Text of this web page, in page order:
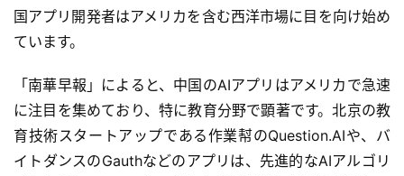
国アプリ開発者はアメリカを含む西洋市場に目を向け始め
ています。
「南華早報」によると、中国のAIアプリはアメリカで急速
に注目を集めており、特に教育分野で顕著です。北京の教
育技術スタートアップである作業幇のQuestion.AIや、バ
イトダンスのGauthなどのアプリは、先進的なAIアルゴリ